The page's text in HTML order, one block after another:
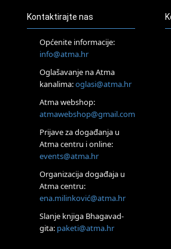
Tečaj Višeg Vodstva, razvijanja intuicije
25.08.
Upisi u program Profesionalni
generacija kreće 25.08. 2026.
Online
Visoko
Alemka Dauskardt – Jednodnevna
konstelacija
HOD PO ŽERAVICI – Seminar koji
SoulFest – Festival glazbe, mudrosti i
Radoboj
Noćna šumska kupka
Online
Kontaktirajte nas
Općenite informacije:
info@atma.hr
Oglašavanje na Atma
kanalima:oglasi@atma.hr
Atma webshop:
atmawebshop@gmail.com
Prijave za događanja u
Atma centru i online:
events@atma.hr
Organizacija događaja u
Atma centru:
ena.milinković@atma.hr
Slanje knjiga Bhagavad-
gita: paketi@atma.hr